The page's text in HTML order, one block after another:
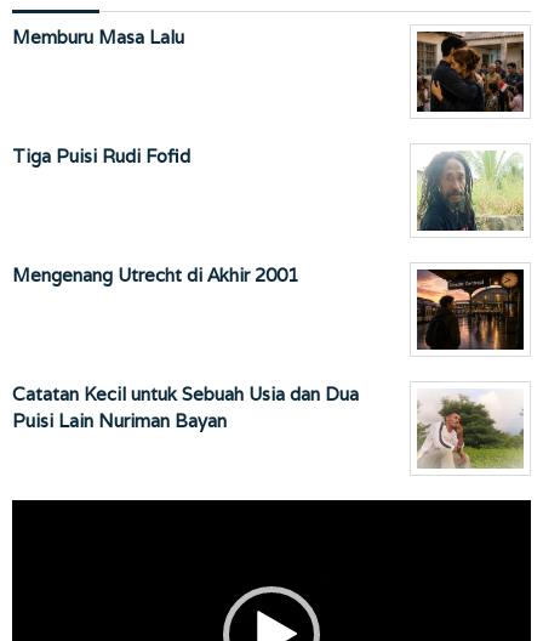
Memburu Masa Lalu
Tiga Puisi Rudi Fofid
Mengenang Utrecht di Akhir 2001
Catatan Kecil untuk Sebuah Usia dan Dua
Puisi Lain Nuriman Bayan